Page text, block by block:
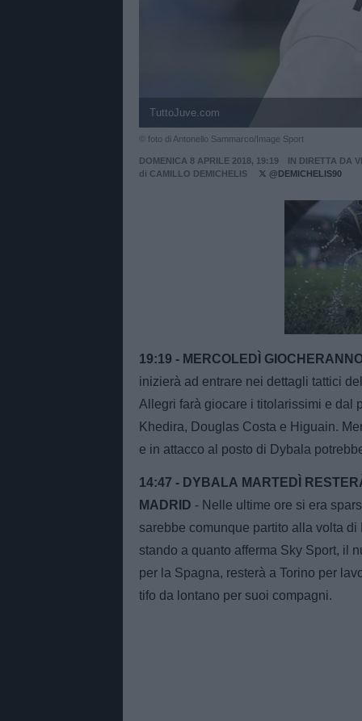
TuttoJuve.com
© foto di Antonello Sammarco/Image Sport
DOMENICA 8 APRILE 2018, 19:19
IN DIRETTA DA
di CAMILLO DEMICHELIS @DEMICHELIS90
Unmute
19:19 - MERCOLEDÌ
inizierà ad entrare nei dettagli tattici
Allegri farà giocare i titolarissimi e dal
Khedira, Douglas Costa e Higuain.
e in attacco al posto di Dybala
14:47 - DYBALA MARTEDÌ
MADRID - Nelle ultime ore si era
sarebbe comunque partito alla volta
stando a quanto afferma Sky Sport, il
per la Spagna, resterà a Torino per
tifo da lontano per suoi compagni.